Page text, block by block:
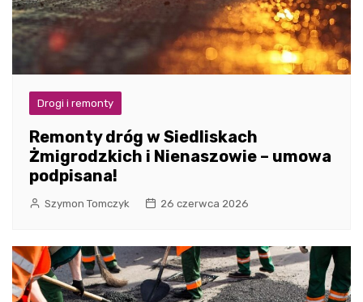
Drogi i remonty
Remonty dróg w Siedliskach
Żmigrodzkich i Nienaszowie – umowa
podpisana!
Szymon Tomczyk 26 czerwca 2026